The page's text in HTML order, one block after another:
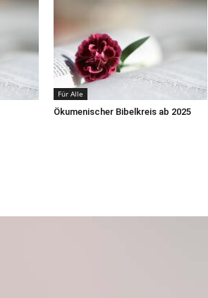
Für Alle
Ökumenischer Bibelkreis ab 2025